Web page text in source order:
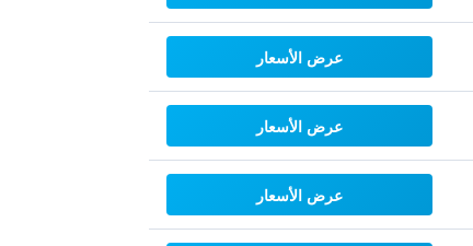
عرض الأسعار
عرض الأسعار
عرض الأسعار